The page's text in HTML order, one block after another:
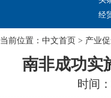
经
当前位置： 中文首页 > 产业
南非成功实
时间